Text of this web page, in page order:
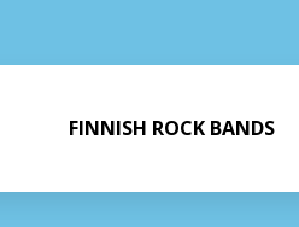
FINNISH ROCK BANDS